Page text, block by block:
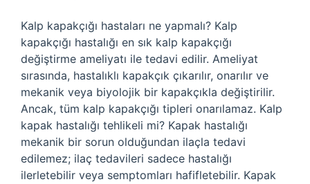
Kalp kapakçığı hastaları ne yapmalı? Kalp
kapakçığı hastalığı en sık kalp kapakçığı
değiştirme ameliyatı ile tedavi edilir. Ameliyat
sırasında, hastalıklı kapakçık çıkarılır, onarılır ve
mekanik veya biyolojik bir kapakçıkla değiştirilir.
Ancak, tüm kalp kapakçığı tipleri onarılamaz. Kalp
kapak hastalığı tehlikeli mi? Kapak hastalığı
mekanik bir sorun olduğundan ilaçla tedavi
edilemez; ilaç tedavileri sadece hastalığı
ilerletebilir veya semptomları hafifletebilir. Kapak